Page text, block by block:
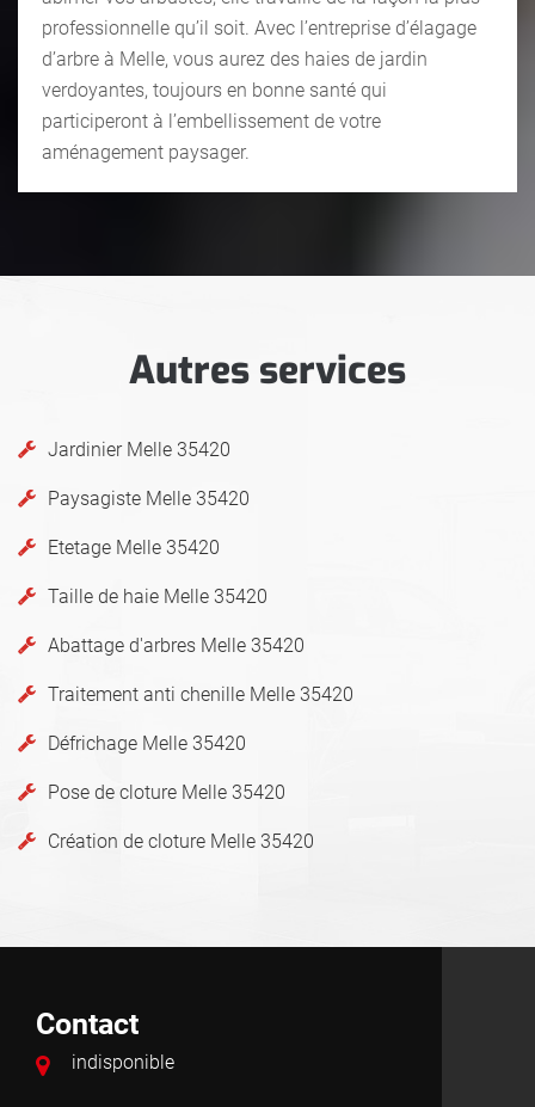
professionnelle qu’il soit. Avec l’entreprise d’élagage
d’arbre à Melle, vous aurez des haies de jardin
verdoyantes, toujours en bonne santé qui
participeront à l’embellissement de votre
aménagement paysager.
Autres services
Jardinier Melle 35420
Paysagiste Melle 35420
Etetage Melle 35420
Taille de haie Melle 35420
Abattage d'arbres Melle 35420
Traitement anti chenille Melle 35420
Défrichage Melle 35420
Pose de cloture Melle 35420
Création de cloture Melle 35420
Contact
indisponible